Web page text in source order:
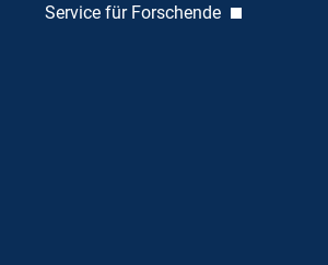
Service für Forschende